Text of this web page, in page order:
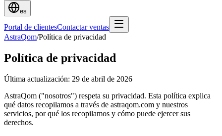
es
Portal de clientesContactar ventas
AstraQom/Política de privacidad
Política de privacidad
Última actualización: 29 de abril de 2026
AstraQom ("nosotros") respeta su privacidad. Esta política explica
qué datos recopilamos a través de astraqom.com y nuestros
servicios, por qué los recopilamos y cómo puede ejercer sus
derechos.